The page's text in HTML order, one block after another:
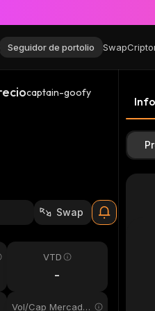
Seguidor de portolio Swap
captain-goofy
Swap
VTD
-
Vol/Cap Mercado